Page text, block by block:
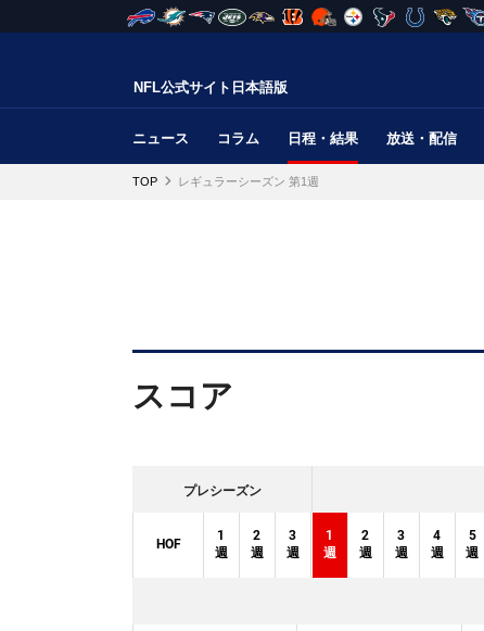
NFL公式サイト日本語版
ニュース コラム 日程・結果 放送・配信
TOP レギュラーシーズン 第1週
スコア
プレシーズン
HOF
1
週
2
週
3
週
1
週
2
週
3
週
4
週
5
週